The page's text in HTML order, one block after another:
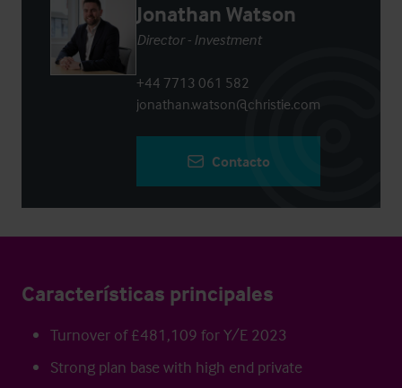
Jonathan Watson
Director - Investment
+44 7713 061 582
jonathan.watson@christie.com
Contacto
Características principales
Turnover of £481,109 for Y/E 2023
Strong plan base with high end private